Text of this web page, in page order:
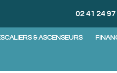
02 41 24 97
& ASCENSEURS